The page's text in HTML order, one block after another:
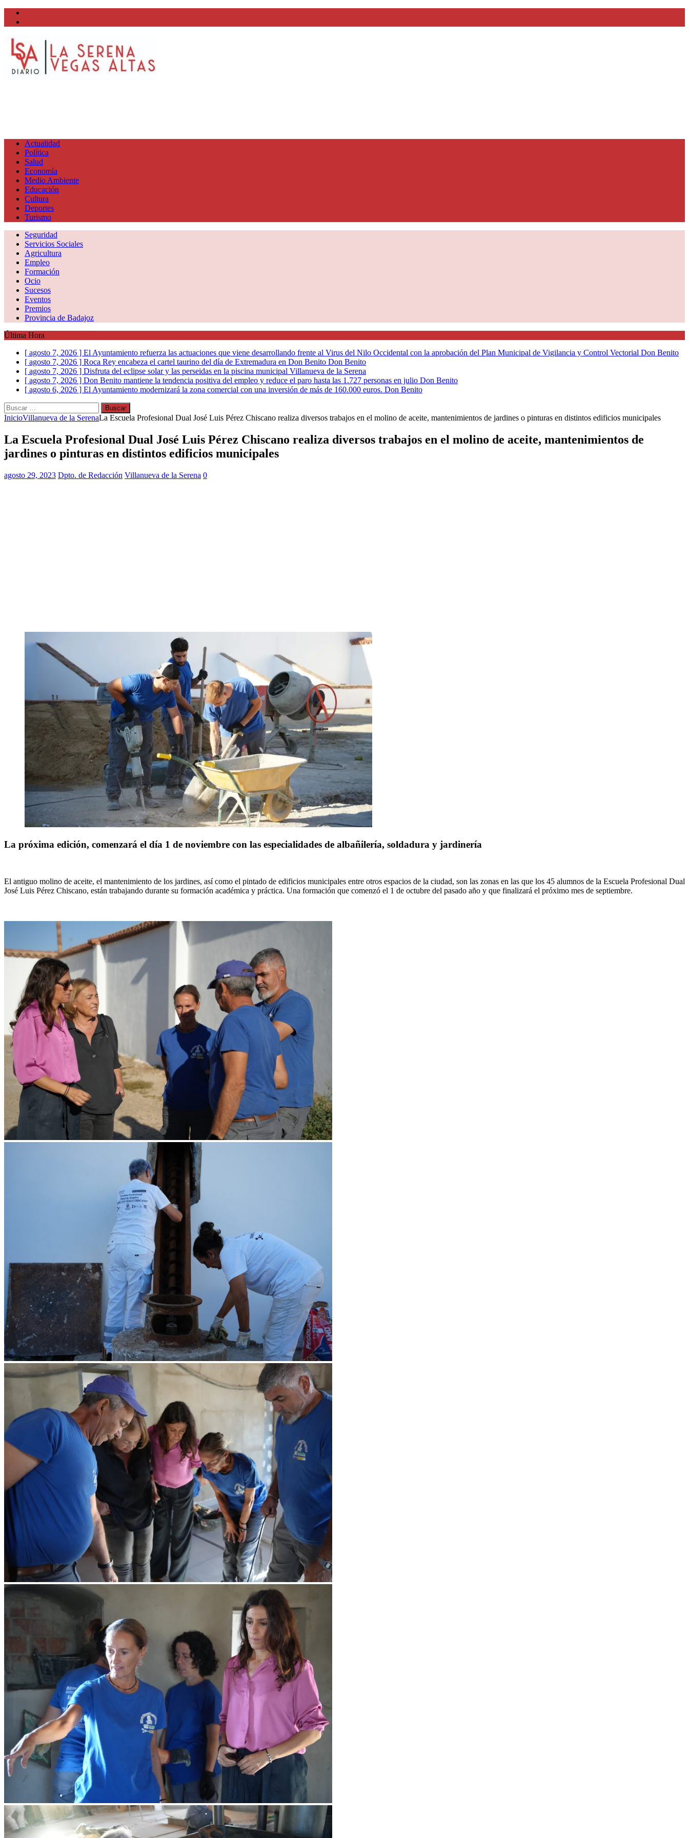
Actualidad
Política
Salud
Economía
Medio Ambiente
Educación
Cultura
Deportes
Turismo
Seguridad
Servicios Sociales
Agricultura
Empleo
Formación
Ocio
Sucesos
Eventos
Premios
Provincia de Badajoz
Última Hora
[ agosto 7, 2026 ] El Ayuntamiento refuerza las actuaciones que viene desarrollando frente al Virus del Nilo Occidental con la aprobación del Plan Municipal de Vigilancia y Control Vectorial Don Benito
[ agosto 7, 2026 ] Roca Rey encabeza el cartel taurino del día de Extremadura en Don Benito Don Benito
[ agosto 7, 2026 ] Disfruta del eclipse solar y las perseidas en la piscina municipal Villanueva de la Serena
[ agosto 7, 2026 ] Don Benito mantiene la tendencia positiva del empleo y reduce el paro hasta las 1.727 personas en julio Don Benito
[ agosto 6, 2026 ] El Ayuntamiento modernizará la zona comercial con una inversión de más de 160.000 euros. Don Benito
Buscar:
InicioVillanueva de la SerenaLa Escuela Profesional Dual José Luis Pérez Chiscano realiza diversos trabajos en el molino de aceite, mantenimientos de jardines o pinturas en distintos edificios municipales
La Escuela Profesional Dual José Luis Pérez Chiscano realiza diversos trabajos en el molino de aceite, mantenimientos de
jardines o pinturas en distintos edificios municipales
agosto 29, 2023 Dpto. de Redacción Villanueva de la Serena 0
La próxima edición, comenzará el día 1 de noviembre con las especialidades de albañilería, soldadura y jardinería
El antiguo molino de aceite, el mantenimiento de los jardines, así como el pintado de edificios municipales entre otros espacios de la ciudad, son las zonas en las que los 45 alumnos de la Escuela Profesional Dual
José Luis Pérez Chiscano, están trabajando durante su formación académica y práctica. Una formación que comenzó el 1 de octubre del pasado año y que finalizará el próximo mes de septiembre.